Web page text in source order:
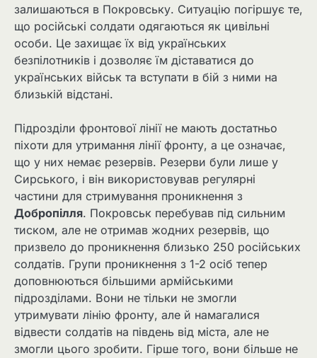
залишаються в Покровську. Ситуацію погіршує те,
що російські солдати одягаються як цивільні
особи. Це захищає їх від українських
безпілотників і дозволяє їм діставатися до
українських військ та вступати в бій з ними на
близькій відстані.
Підрозділи фронтової лінії не мають достатньо
піхоти для утримання лінії фронту, а це означає,
що у них немає резервів. Резерви були лише у
Сирського, і він використовував регулярні
частини для стримування проникнення з
Добропілля. Покровськ перебував під сильним
тиском, але не отримав жодних резервів, що
призвело до проникнення близько 250 російських
солдатів. Групи проникнення з 1-2 осіб тепер
доповнюються більшими армійськими
підрозділами. Вони не тільки не змогли
утримувати лінію фронту, але й намагалися
відвести солдатів на південь від міста, але не
змогли цього зробити. Гірше того, вони більше не